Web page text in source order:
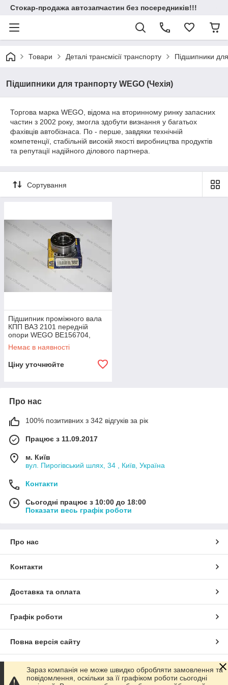
Стокар-продажа автозапчастин без посередників!!!
Товари Деталі трансмісії транспорту Підшипники
Підшипники для транпорту WEGO (Чехія)
Торгова марка WEGO, відома на вторинному ринку запасних
частин з 2002 року, змогла здобути визнання у багатьох
фахівців автобізнаса. По - перше, завдяки технічній
компетенції, стабільній високій якості виробництва продуктів
та репутації надійного ділового партнера.
Сортування
Підшипник проміжного вала
КПП ВАЗ 2101 передній
опори WEGO BE156704,
оригінальні номери: 156704
Немає в наявності
Ціну уточнюйте
Про нас
100% позитивних з 342 відгуків за рік
Працює з 11.09.2017
м. Київ
вул. Пирогівський шлях, 34 , Київ, Україна
Контакти
Сьогодні працює з 10:00 до 18:00
Показати весь графік роботи
Про нас
Контакти
Доставка та оплата
Графік роботи
Повна версія сайту
Сайт створено на маркетплейсі Prom.ua
Зараз компанія не може швидко обробляти замовлення та
повідомлення, оскільки за її графіком роботи сьогодні